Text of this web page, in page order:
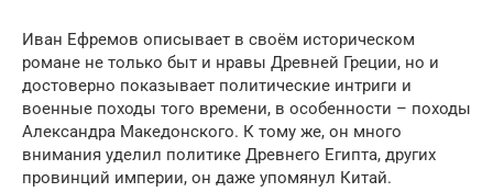
Иван Ефремов описывает в своём историческом
романе не только быт и нравы Древней Греции, но и
достоверно показывает политические интриги и
военные походы того времени, в особенности – походы
Александра Македонского. К тому же, он много
внимания уделил политике Древнего Египта, других
провинций империи, он даже упомянул Китай.